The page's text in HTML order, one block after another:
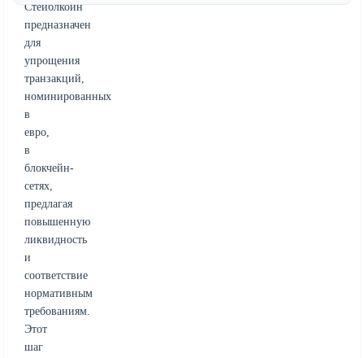
Стейблкоин
предназначен
для
упрощения
транзакций,
номинированных
в
евро,
в
блокчейн-
сетях,
предлагая
повышенную
ликвидность
и
соответствие
нормативным
требованиям.
Этот
шаг